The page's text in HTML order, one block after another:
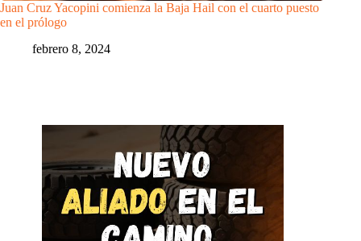
Juan Cruz Yacopini comienza la Baja Hail con el cuarto puesto
en el prólogo
febrero 8, 2024